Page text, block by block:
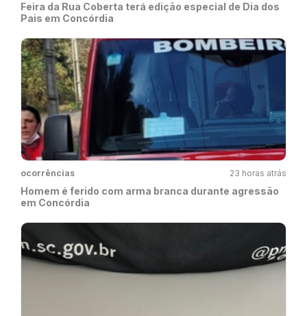
Feira da Rua Coberta terá edição especial de Dia dos
Pais em Concórdia
ocorrências 23 horas atrás
Homem é ferido com arma branca durante agressão
em Concórdia